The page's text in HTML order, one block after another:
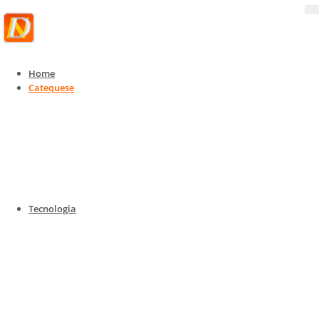
Home
Catequese
Tecnologia
Catequese